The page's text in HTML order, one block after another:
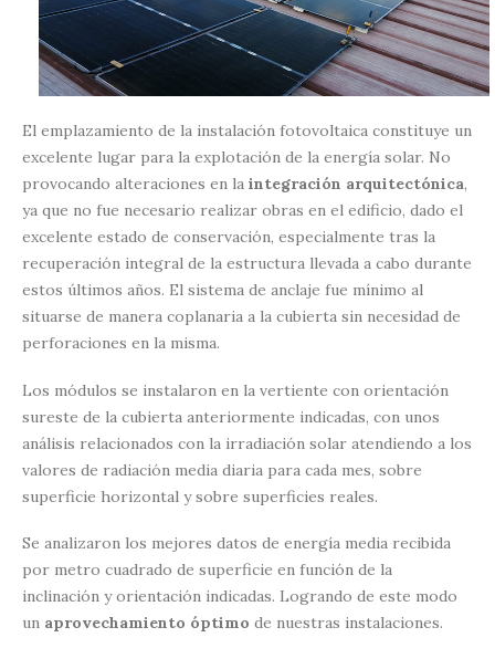
El emplazamiento de la instalación fotovoltaica constituye un
excelente lugar para la explotación de la energía solar. No
provocando alteraciones en la integración arquitectónica,
ya que no fue necesario realizar obras en el edificio, dado el
excelente estado de conservación, especialmente tras la
recuperación integral de la estructura llevada a cabo durante
estos últimos años. El sistema de anclaje fue mínimo al
situarse de manera coplanaria a la cubierta sin necesidad de
perforaciones en la misma.
Los módulos se instalaron en la vertiente con orientación
sureste de la cubierta anteriormente indicadas, con unos
análisis relacionados con la irradiación solar atendiendo a los
valores de radiación media diaria para cada mes, sobre
superficie horizontal y sobre superficies reales.
Se analizaron los mejores datos de energía media recibida
por metro cuadrado de superficie en función de la
inclinación y orientación indicadas. Logrando de este modo
un aprovechamiento óptimo de nuestras instalaciones.